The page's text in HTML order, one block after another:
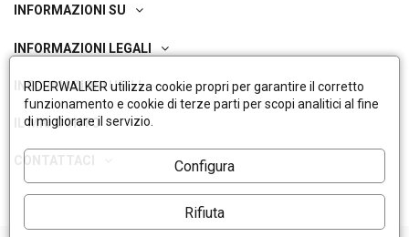
INFORMAZIONI SU
INFORMAZIONI LEGALI
INFORMAZIONI UTILI
IL MIO CONTO
RIDERWALKER utilizza cookie propri per garantire il corretto
funzionamento e cookie di terze parti per scopi analitici al fine
di migliorare il servizio.
Configura
Rifiuta